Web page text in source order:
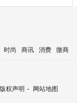
时尚 商讯 消费 微商
版权声明 -
网站地图